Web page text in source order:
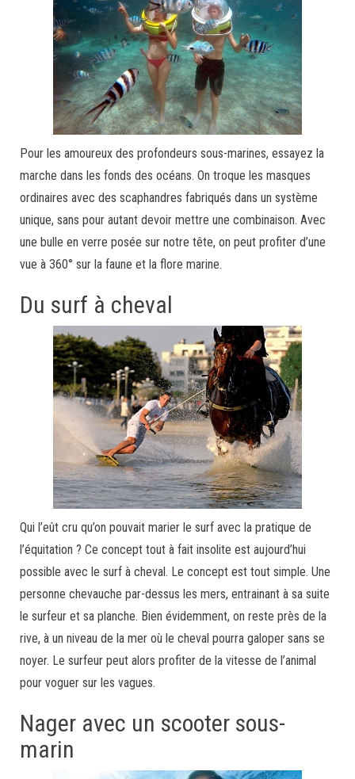
Pour les amoureux des profondeurs sous-marines, essayez la
marche dans les fonds des océans. On troque les masques
ordinaires avec des scaphandres fabriqués dans un système
unique, sans pour autant devoir mettre une combinaison. Avec
une bulle en verre posée sur notre tête, on peut profiter d’une
vue à 360° sur la faune et la flore marine.
Du surf à cheval
Qui l’eût cru qu’on pouvait marier le surf avec la pratique de
l’équitation ? Ce concept tout à fait insolite est aujourd’hui
possible avec le surf à cheval. Le concept est tout simple. Une
personne chevauche par-dessus les mers, entrainant à sa suite
le surfeur et sa planche. Bien évidemment, on reste près de la
rive, à un niveau de la mer où le cheval pourra galoper sans se
noyer. Le surfeur peut alors profiter de la vitesse de l’animal
pour voguer sur les vagues.
Nager avec un scooter sous-
marin